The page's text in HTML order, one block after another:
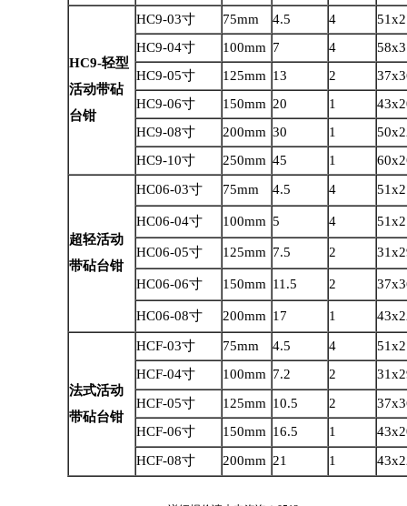
HC9-轻型
活动带砧
台钳
HC9-03寸 75mm 4.5 4
HC9-04寸
100mm 7 4
HC9-05寸
125mm 13 2
HC9-06寸
150mm 20 1
HC9-08寸
200mm 30 1
HC9-10寸
250mm 45 1
超轻活动
带砧台钳
HC06-03寸 75mm 4.5 4
HC06-04寸 100mm 5 4
HC06-05寸 125mm 7.5 2
HC06-06寸 150mm 11.5 2
HC06-08寸 200mm 17 1
法式活动
带砧台钳
HCF-03寸 75mm 4.5 4
HCF-04寸
100mm 7.2 2
HCF-05寸
125mm 10.5 2
HCF-06寸
150mm 16.5 1
HCF-08寸
200mm 21 1